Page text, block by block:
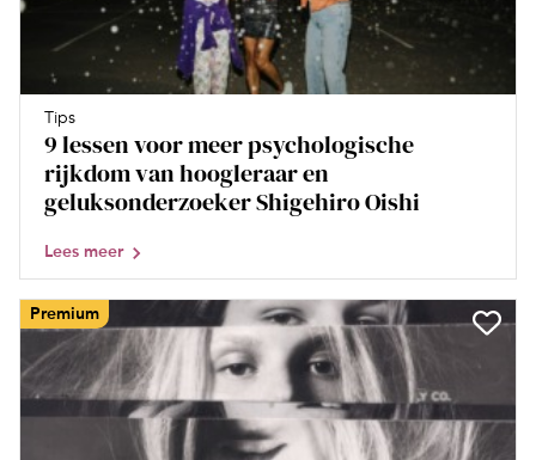
Tips
9 lessen voor meer psychologische
rijkdom van hoogleraar en
geluksonderzoeker Shigehiro Oishi
Lees meer
Premium